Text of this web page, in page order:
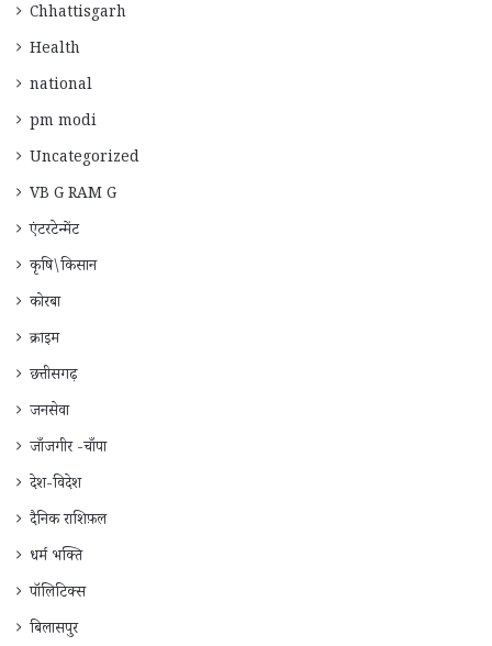
Chhattisgarh
Health
national
pm modi
Uncategorized
VB G RAM G
एंटरटेन्मेंट
कृषि\किसान
कोरबा
क्राइम
छत्तीसगढ़
जनसेवा
जाँजगीर -चाँपा
देश-विदेश
दैनिक राशिफ़ल
धर्म भक्ति
पॉलिटिक्स
बिलासपुर